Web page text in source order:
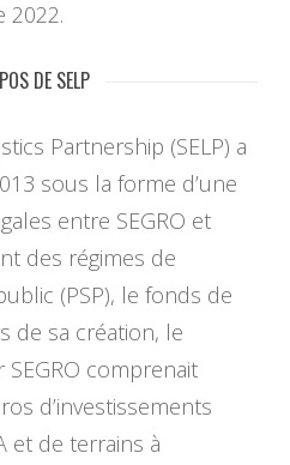
2022.
DE SELP
Partnership (SELP) a
sous la forme d’une
entre SEGRO et
des régimes de
(PSP), le fonds de
de sa création, le
comprenait
d’investissements
et de terrains à